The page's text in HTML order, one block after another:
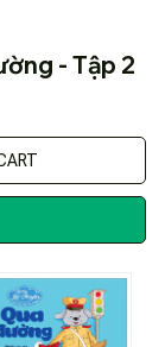
- Tập 2